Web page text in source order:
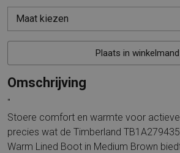
Maat kiezen
Plaats in winkelmand
Omschrijving
"
Stoere comfort en warmte voor actieve
precies wat de Timberland
Warm Lined Boot in Medium Brown